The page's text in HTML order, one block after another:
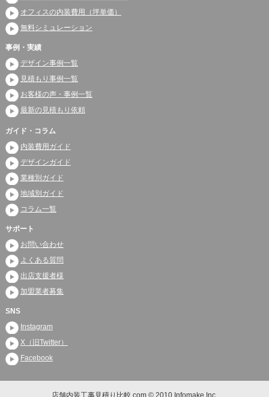
オフィスの内装費用（坪単価）
無料シミュレーション
事例・実績
デザイン事例一覧
見積もり事例一覧
お客様の声・事例一覧
最新の見積もり依頼
ガイド・コラム
内装費用ガイド
デザインガイド
業種別ガイド
地域別ガイド
コラム一覧
サポート
お問い合わせ
よくある質問
出店支援者様
加盟業者募集
SNS
Instagram
X（旧Twitter）
Facebook
店舗内装工事見積り比較.com © 2010 Infomake Inc.